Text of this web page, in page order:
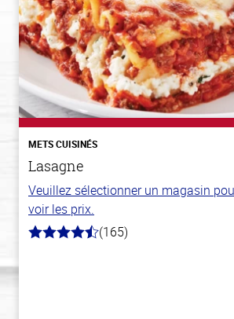
METS CUISINÉS
Lasagne
Veuillez sélectionner un magasin
voir les prix.
4.1
(165)